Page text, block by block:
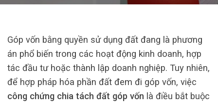
Góp vốn bằng quyền sử dụng đất đang là phương
án phổ biến trong các hoạt động kinh doanh, hợp
tác đầu tư hoặc thành lập doanh nghiệp. Tuy nhiên,
để hợp pháp hóa phần đất đem đi góp vốn, việc
công chứng chia tách đất góp vốn là điều bắt buộc